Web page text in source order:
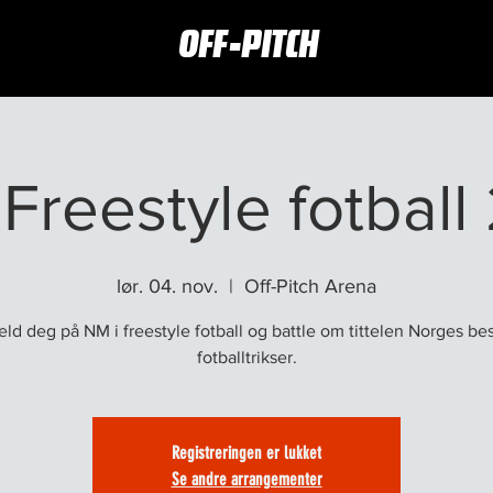
OFF-PITCH
fotball
lør. 04. nov.
  |
Off-Pitch Arena
deg på NM i freestyle fotball og battle om tittelen Norges
Registreringen er lukket
Se andre arrangementer